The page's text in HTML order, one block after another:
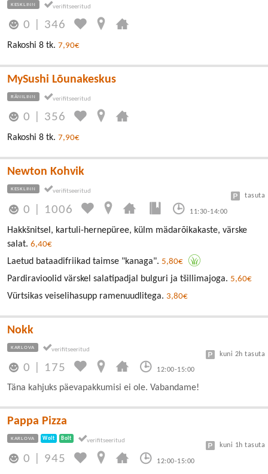
KESKLINN
0 346
Rakoshi 8 tk. 7,90€
MySushi Lõunakeskus
RÄNILINN
0 356
Rakoshi 8 tk. 7,90€
Newton Kohvik
KESKLINN
0 1006 11:30-14:00
tasuta
Hakkšnitsel, kartuli-hernepüree, külm mädarõikakaste, värske
salat. 6,40€
Laetud bataadifriikad taimse "kanaga". 5,80€
Pardiravioolid värskel salatipadjal bulguri ja tšillimajoga. 5,60€
Vürtsikas veiselihasupp ramenuudlitega. 3,80€
Nokk
KARLOVA
0 175 12:00-15:00
kuni 2h tasuta
Täna kahjuks päevapakkumisi ei ole. Vabandame!
Pappa Pizza
KARLOVA Wolt Bolt
0 945 12:00-15:00
kuni 1h tasuta